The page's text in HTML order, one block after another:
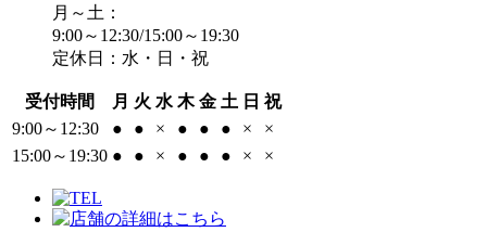
月～土：
9:00～12:30/15:00～19:30
定休日：水・日・祝
受付時間 月 火 水 木 金 土 日 祝
9:00～12:30
● ● × ● ● ● ×
×
15:00～19:30 ● ● × ● ● ● × ×